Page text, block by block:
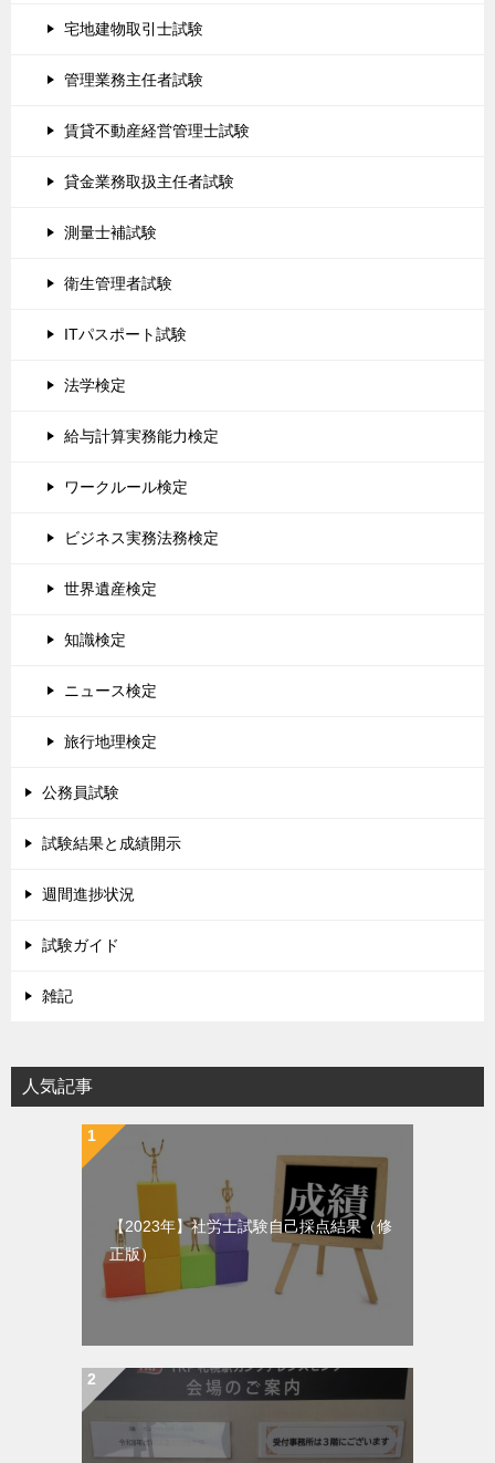
宅地建物取引士試験
管理業務主任者試験
賃貸不動産経営管理士試験
貸金業務取扱主任者試験
測量士補試験
衛生管理者試験
ITパスポート試験
法学検定
給与計算実務能力検定
ワークルール検定
ビジネス実務法務検定
世界遺産検定
知識検定
ニュース検定
旅行地理検定
公務員試験
試験結果と成績開示
週間進捗状況
試験ガイド
雑記
人気記事
【2023年】社労士試験自己採点結果（修
正版）